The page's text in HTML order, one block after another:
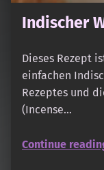
Indischer
Dieses Rezept
einfachen
Rezeptes und
(Incense…
Continue